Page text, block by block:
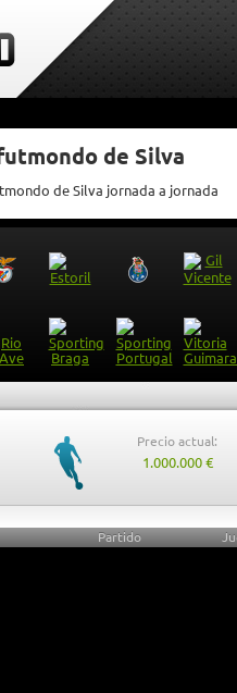
de Silva
de Silva jornada a jornada
Precio actual:
1.000.000 €
Partido